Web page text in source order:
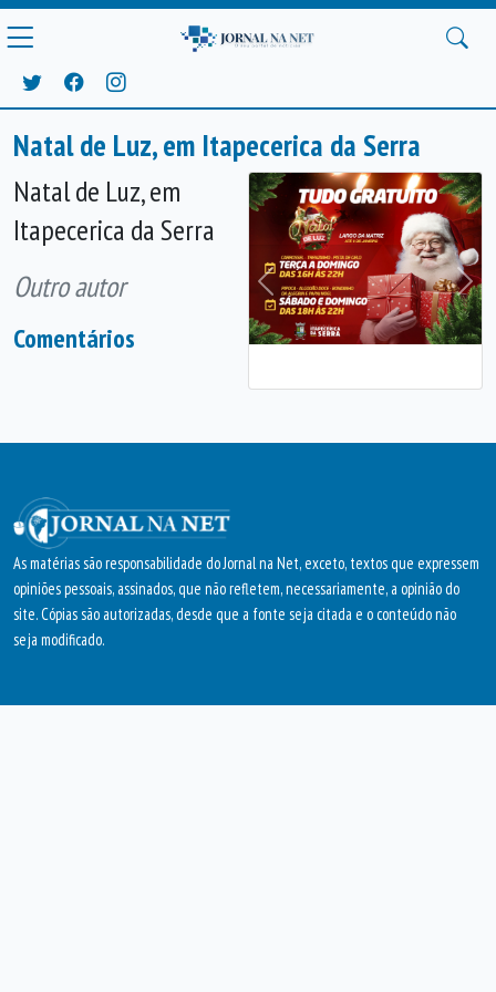
Natal de Luz, em Itapecerica da Serra
Anterior
Natal de Luz, em
Itapecerica da Serra
Outro autor
Comentários
As matérias são responsabilidade do Jornal na Net, exceto, textos que expressem
opiniões pessoais, assinados, que não refletem, necessariamente, a opinião do
site. Cópias são autorizadas, desde que a fonte seja citada e o conteúdo não
seja modificado.